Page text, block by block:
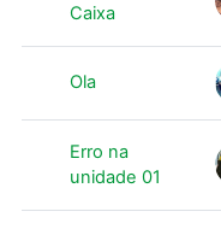
Caixa
Ola
Erro na
unidade 01